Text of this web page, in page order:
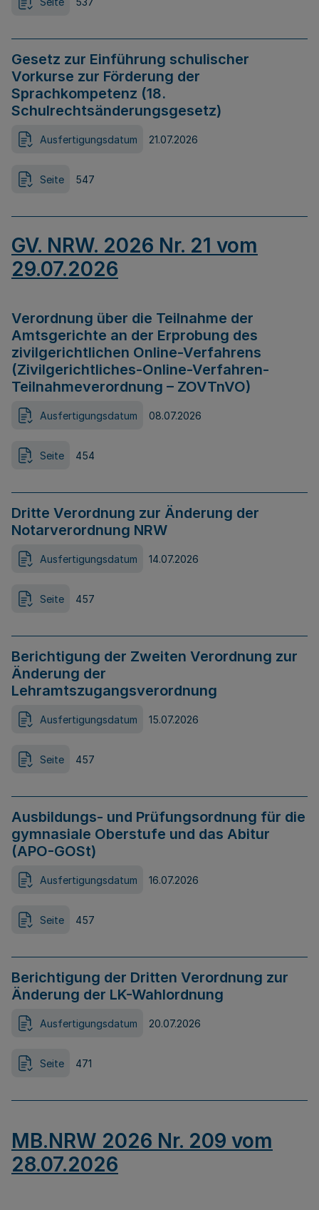
Gesetz zur Einführung schulischer
Vorkurse zur Förderung der
Sprachkompetenz (18.
Schulrechtsänderungsgesetz)
Ausfertigungsdatum 21.07.2026
Seite 547
GV. NRW. 2026 Nr. 21 vom
29.07.2026
Verordnung über die Teilnahme der
Amtsgerichte an der Erprobung des
zivilgerichtlichen Online-Verfahrens
(Zivilgerichtliches-Online-Verfahren-
Teilnahmeverordnung – ZOVTnVO)
Ausfertigungsdatum 08.07.2026
Seite 454
Dritte Verordnung zur Änderung der
Notarverordnung NRW
Ausfertigungsdatum 14.07.2026
Seite 457
Berichtigung der Zweiten Verordnung zur
Änderung der
Lehramtszugangsverordnung
Ausfertigungsdatum 15.07.2026
Seite 457
Ausbildungs- und Prüfungsordnung für die
gymnasiale Oberstufe und das Abitur
(APO-GOSt)
Ausfertigungsdatum 16.07.2026
Seite 457
Berichtigung der Dritten Verordnung zur
Änderung der LK-Wahlordnung
Ausfertigungsdatum 20.07.2026
Seite 471
MB.NRW 2026 Nr. 209 vom
28.07.2026